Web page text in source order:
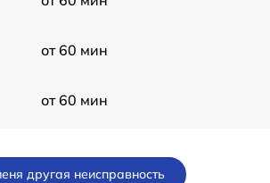
от 60 мин
от 60 мин
другая неисправность